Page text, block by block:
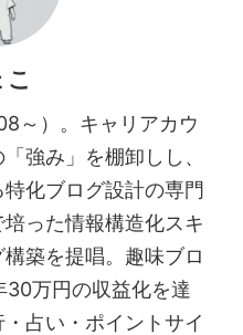
こ
～）。キャリアカウ
強み」を棚卸しし、
化ブログ設計の専門
った情報構造化スキ
築を提唱。趣味ブロ
30万円の収益化を達
占い・ポイントサイ